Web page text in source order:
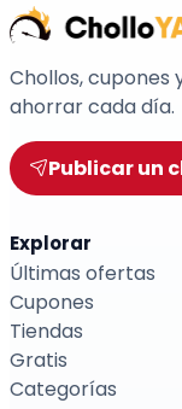
Chollos,
ahorrar cada día.
Publicar un
Explorar
Últimas ofertas
Cupones
Tiendas
Gratis
Categorías